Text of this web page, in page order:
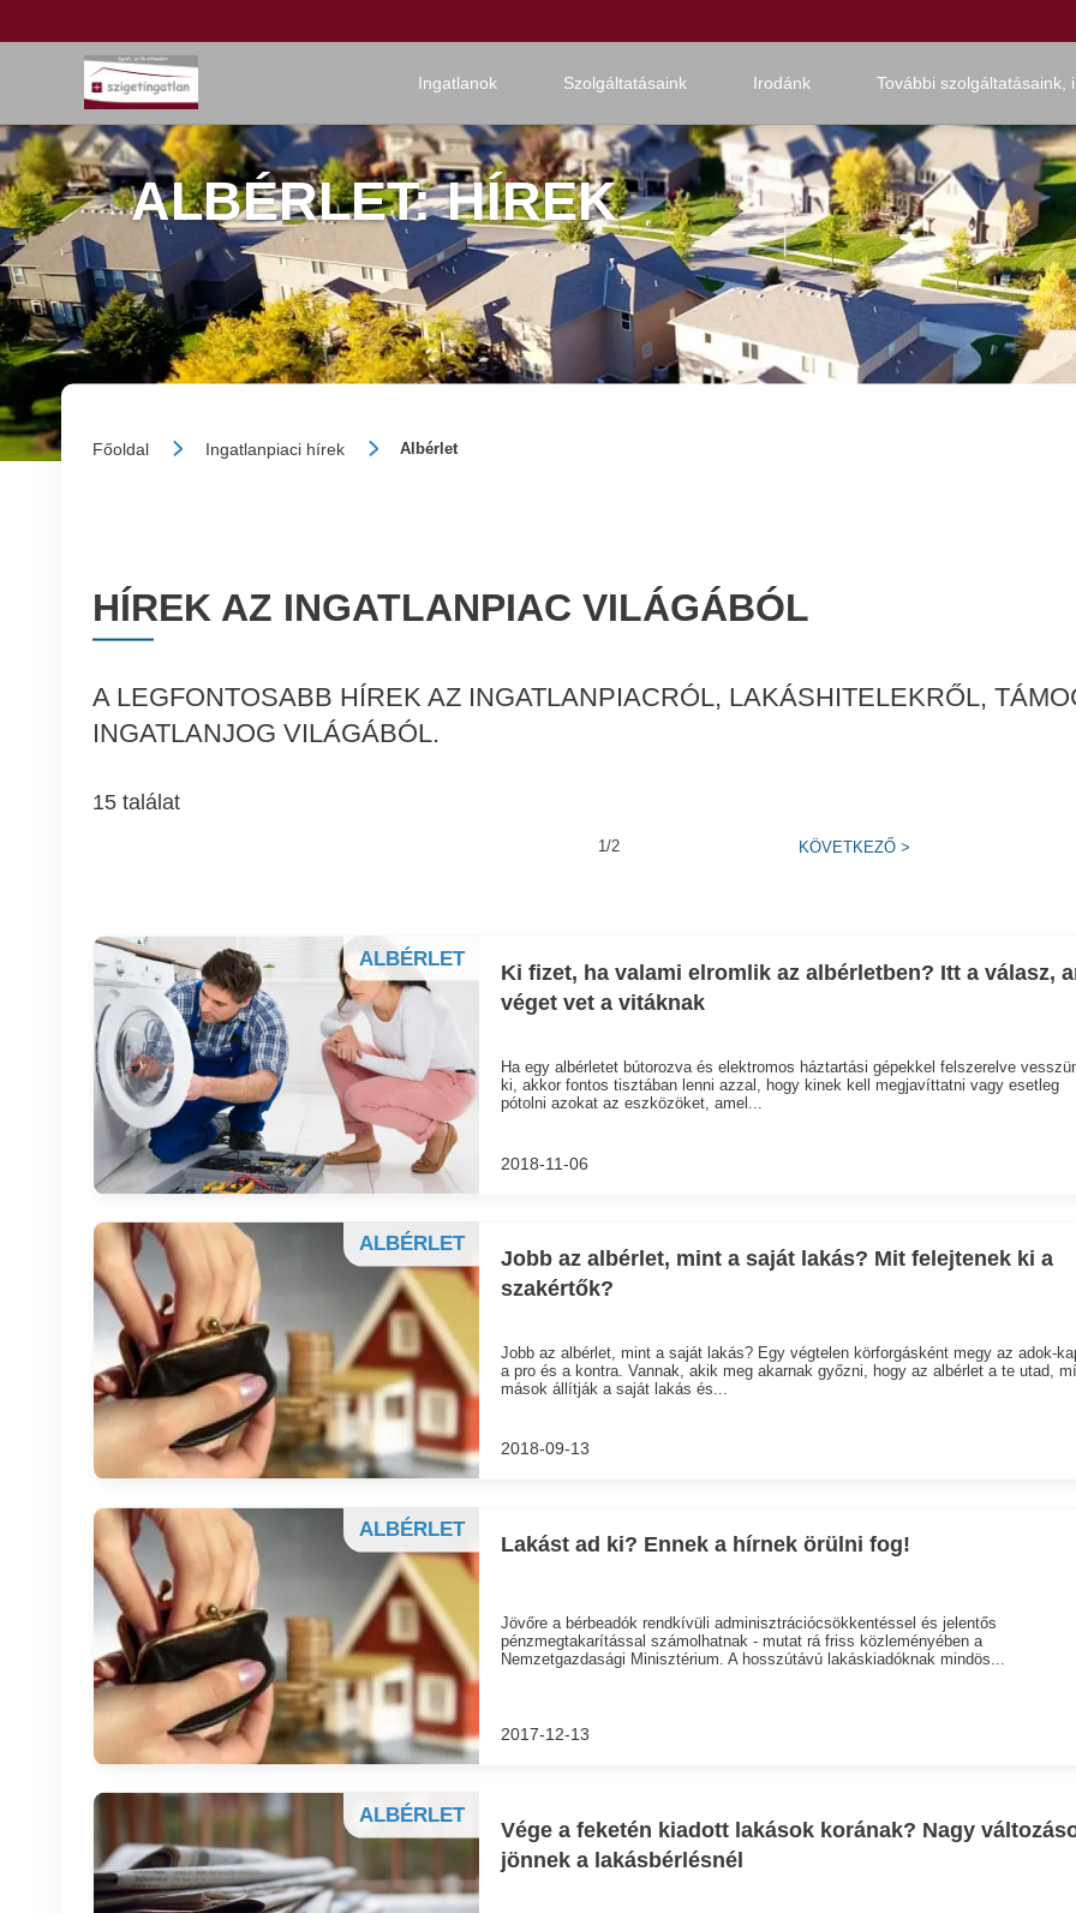
Ingatlanok Szolgáltatásaink Irodánk További szolgáltatásaink,
ALBÉRLET: HÍREK
Főoldal Ingatlanpiaci hírek Albérlet
HÍREK AZ INGATLANPIAC VILÁGÁBÓL
A LEGFONTOSABB HÍREK AZ INGATLANPIACRÓL, LAKÁSHITELEKRŐL,
INGATLANJOG VILÁGÁBÓL.
15 találat
1/2 KÖVETKEZŐ>
ALBÉRLET
Ki fizet, ha valami elromlik az albérletben? Itt a válasz,
véget vet a vitáknak
Ha egy albérletet bútorozva és elektromos háztartási gépekkel felszerelve
ki, akkor fontos tisztában lenni azzal, hogy kinek kell megjavíttatni vagy esetleg
pótolni azokat az eszközöket, amel...
2018-11-06
ALBÉRLET
Jobb az albérlet, mint a saját lakás? Mit felejtenek ki a
szakértők?
Jobb az albérlet, mint a saját lakás? Egy végtelen körforgásként megy az adok-
a pro és a kontra. Vannak, akik meg akarnak győzni, hogy az albérlet a te utad,
mások állítják a saját lakás és...
2018-09-13
ALBÉRLET
Lakást ad ki? Ennek a hírnek örülni fog!
Jövőre a bérbeadók rendkívüli adminisztrációcsökkentéssel és jelentős
pénzmegtakarítással számolhatnak - mutat rá friss közleményében a
Nemzetgazdasági Minisztérium. A hosszútávú lakáskiadóknak mindös...
2017-12-13
ALBÉRLET
Vége a feketén kiadott lakások korának? Nagy
jönnek a lakásbérlésnél